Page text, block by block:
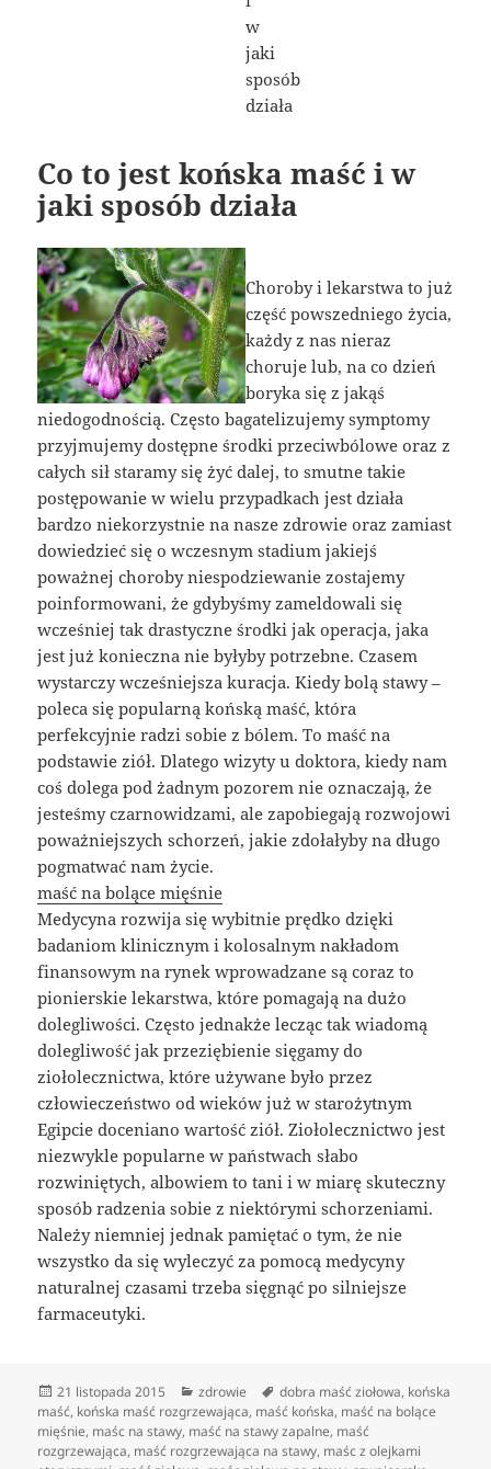
Co to jest końska maść i w
jaki sposób działa
Choroby i lekarstwa to już
część powszedniego życia,
każdy z nas nieraz
choruje lub, na co dzień
boryka się z jakąś
niedogodnością. Często bagatelizujemy symptomy
przyjmujemy dostępne środki przeciwbólowe oraz z
całych sił staramy się żyć dalej, to smutne takie
postępowanie w wielu przypadkach jest działa
bardzo niekorzystnie na nasze zdrowie oraz zamiast
dowiedzieć się o wczesnym stadium jakiejś
poważnej choroby niespodziewanie zostajemy
poinformowani, że gdybyśmy zameldowali się
wcześniej tak drastyczne środki jak operacja, jaka
jest już konieczna nie byłyby potrzebne. Czasem
wystarczy wcześniejsza kuracja. Kiedy bolą stawy –
poleca się popularną końską maść, która
perfekcyjnie radzi sobie z bólem. To maść na
podstawie ziół. Dlatego wizyty u doktora, kiedy nam
coś dolega pod żadnym pozorem nie oznaczają, że
jesteśmy czarnowidzami, ale zapobiegają rozwojowi
poważniejszych schorzeń, jakie zdołałyby na długo
pogmatwać nam życie.
maść na bolące mięśnie
Medycyna rozwija się wybitnie prędko dzięki
badaniom klinicznym i kolosalnym nakładom
finansowym na rynek wprowadzane są coraz to
pionierskie lekarstwa, które pomagają na dużo
dolegliwości. Często jednakże lecząc tak wiadomą
dolegliwość jak przeziębienie sięgamy do
ziołolecznictwa, które używane było przez
człowieczeństwo od wieków już w starożytnym
Egipcie doceniano wartość ziół. Ziołolecznictwo jest
niezwykle popularne w państwach słabo
rozwiniętych, albowiem to tani i w miarę skuteczny
sposób radzenia sobie z niektórymi schorzeniami.
Należy niemniej jednak pamiętać o tym, że nie
wszystko da się wyleczyć za pomocą medycyny
naturalnej czasami trzeba sięgnąć po silniejsze
farmaceutyki.
Data
publikacji
21 listopada 2015 Kategorie
zdrowie Tagi
dobra maść ziołowa, końska
maść, końska maść rozgrzewająca, maść końska, maść na bolące
mięśnie, maśc na stawy, maść na stawy zapalne, maść
rozgrzewająca, maść rozgrzewająca na stawy, maśc z olejkami